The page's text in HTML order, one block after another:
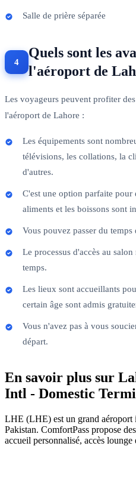
Salle de prière séparée
Quels sont les
l'aéroport de
Les voyageurs peuvent profiter
l'aéroport de Lahore :
Les équipements sont
télévisions, les collations, la
d'autres.
C'est une option parfaite pour
aliments et les boissons sont
Vous pouvez passer du
Le processus d'accès au
temps.
Les lieux sont accueillants
certain âge sont admis
Vous n'avez pas à vous
départ.
En savoir plus sur
Intl - Domestic
LHE (LHE) est un grand aéroport
Pakistan. ComfortPass propose
accueil personnalisé, accès